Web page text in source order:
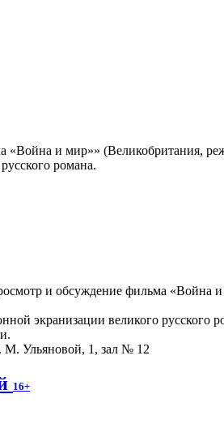
и мир»» (Великобритания,
романа.
и обсуждение фильма «Война
экранизации великого русского
М. Ульяновой, 1, зал № 12
16+